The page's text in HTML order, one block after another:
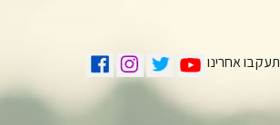
תעקבו אחרינו